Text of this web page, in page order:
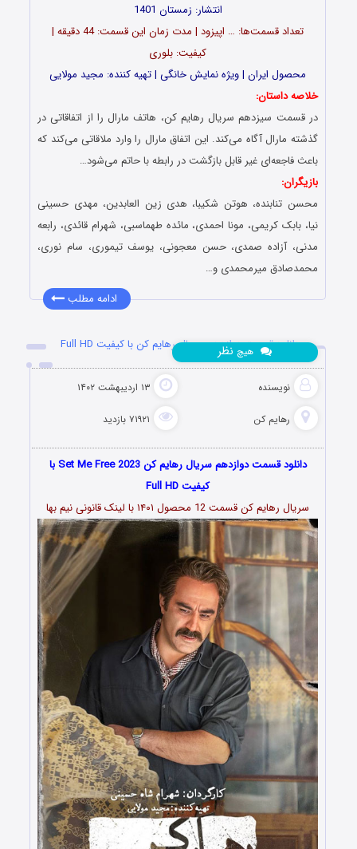
انتشار: زمستان 1401
تعداد قسمت‌ها: … اپیزود | مدت زمان این قسمت: 44 دقیقه |
کیفیت: بلوری
محصول ایران | ویژه نمایش خانگی | تهیه کننده: مجید مولایی
خلاصه داستان:
در قسمت سیزدهم سریال رهایم کن، هاتف مارال را از اتفاقاتی در
گذشته مارال آگاه می‌کند. این اتفاق مارال را وارد ملاقاتی می‌کند که
باعث فاجعه‌ای غیر قابل بازگشت در رابطه با حاتم می‌شود…
بازیگران:
محسن تنابنده، هوتن شکیبا، هدی زین العابدین، مهدی حسینی
نیا، بابک کریمی، مونا احمدی، مائده طهماسبی، شهرام قائدی، رابعه
مدنی، آزاده صمدی، حسن معجونی، یوسف تیموری، سام نوری،
محمدصادق میرمحمدی و…
ادامه مطلب
دانلود قسمت دوازدهم سریال رهایم کن با کیفیت Full HD
نویسنده ۱۳ اردیبهشت ۱۴۰۲
رهایم کن ۷۱۹۲۱ بازدید
هیچ نظر
دانلود قسمت دوازدهم سریال رهایم کن Set Me Free 2023 با
کیفیت Full HD
سریال رهایم کن قسمت 12 محصول ۱۴۰۱ با لینک قانونی نیم بها